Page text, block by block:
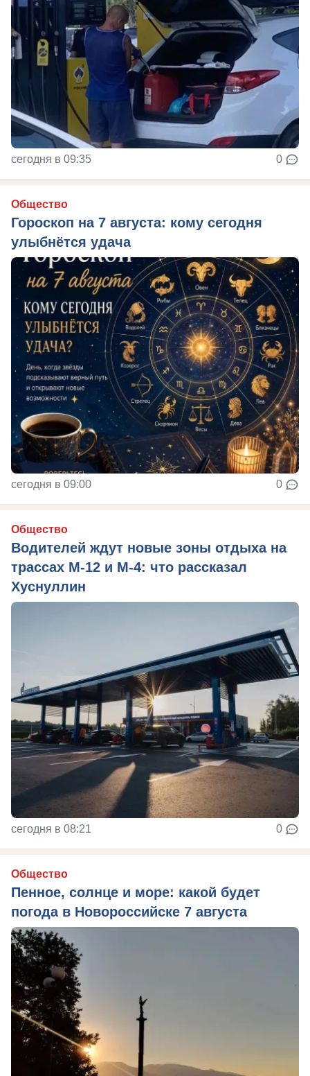
сегодня в 09:35 0
Общество
Гороскоп на 7 августа: кому сегодня
улыбнётся удача
сегодня в 09:00 0
Общество
Водителей ждут новые зоны отдыха на
трассах М-12 и М-4: что рассказал
Хуснуллин
сегодня в 08:21 0
Общество
Пенное, солнце и море: какой будет
погода в Новороссийске 7 августа